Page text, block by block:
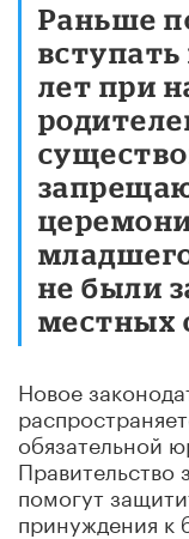
Раньше
вступать
лет при
не были
местных
Новое
обязательной
Правительство
помогут
принуждения к